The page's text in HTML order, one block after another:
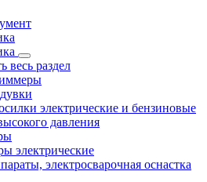
весь раздел
электрические и бензиновые
давления
электрические
электросварочная оснастка